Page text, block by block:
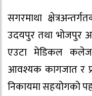
सगरमाथा
उदयपुर तथा भोजपुर
एउटा मेडिकल
आवश्यक कागजात र
निकायमा सहयोगको